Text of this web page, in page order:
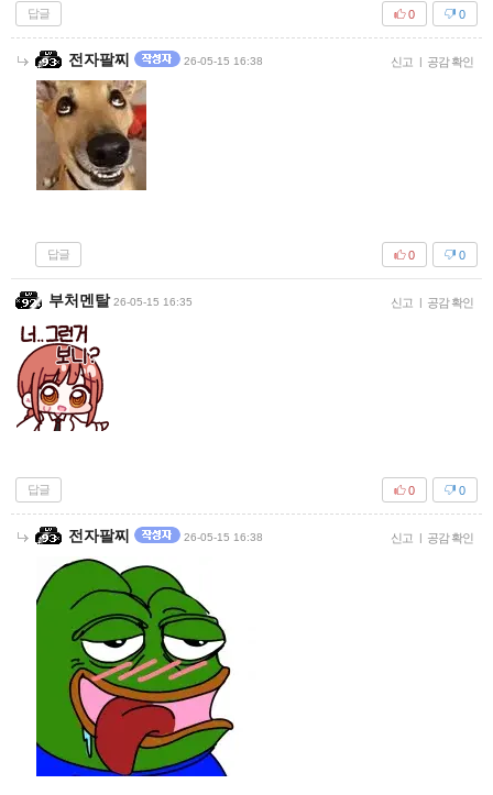
답글 0
0
전자팔찌 26-05-15 16:38 신고 | 공감 확인
답글 0
0
부처멘탈 26-05-15 16:35 신고 | 공감 확인
답글 0
0
전자팔찌 26-05-15 16:38 신고 | 공감 확인